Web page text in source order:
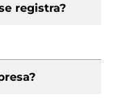
registra?